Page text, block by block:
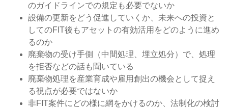
のガイドラインでの規定も必要でないか
設備の更新をどう促進していくか、未来への投資と
してのFIT後もアセットの有効活用をどのように進め
るのか
廃棄物の受け手側（中間処理、埋立処分）で、処理
を拒否などの話も聞いている
廃棄物処理を産業育成や雇用創出の機会として捉え
る視点が必要ではないか
非FIT案件にどの様に網をかけるのか、法制化の検討